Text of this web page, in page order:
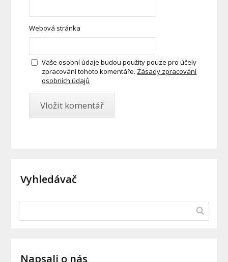
Webová stránka
Vaše osobní údaje budou použity pouze pro účely
zpracování tohoto komentáře. Zásady zpracování
osobních údajů
Vyhledávač
Napsali o nás